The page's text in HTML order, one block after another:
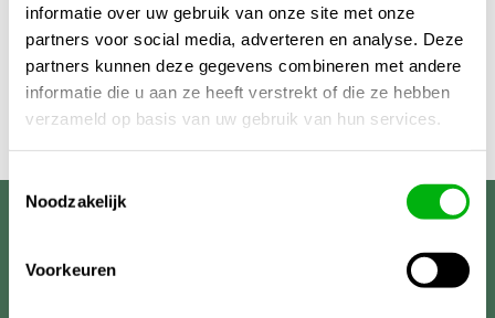
informatie over uw gebruik van onze site met onze
partners voor social media, adverteren en analyse. Deze
partners kunnen deze gegevens combineren met andere
informatie die u aan ze heeft verstrekt of die ze hebben
verzameld op basis van uw gebruik van hun services.
Toestemmingsselectie
Noodzakelijk
Voorkeuren